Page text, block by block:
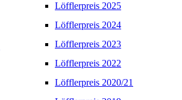
Löfflerpreis 2025
Löfflerpreis 2024
Löfflerpreis 2023
Löfflerpreis 2022
Löfflerpreis 2020/21